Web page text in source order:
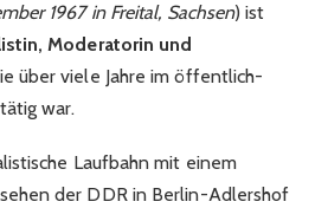
1967 in Freital, Sachsen) ist
Moderatorin und
über viele Jahre im öffentlich-
war.
Laufbahn mit einem
der DDR in Berlin-Adlershof